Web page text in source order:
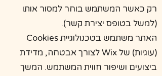
רק כאשר המשתמש בוחר למסור אותו
(למשל בטופס יצירת קשר).
האתר משתמש בטכנולוגיית Cookies
(עוגיות) של Wix לצורך אבטחה, מדידת
ביצועים ושיפור חווית המשתמש. המשך